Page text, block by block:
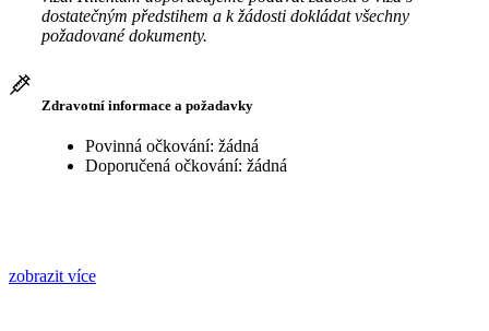
dostatečným předstihem a k žádosti dokládat všechny
požadované dokumenty.
Zdravotní informace a požadavky
Povinná očkování: žádná
Doporučená očkování: žádná
zobrazit více